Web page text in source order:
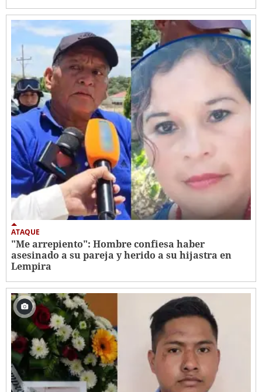
ATAQUE
"Me arrepiento": Hombre confiesa haber
asesinado a su pareja y herido a su hijastra en
Lempira